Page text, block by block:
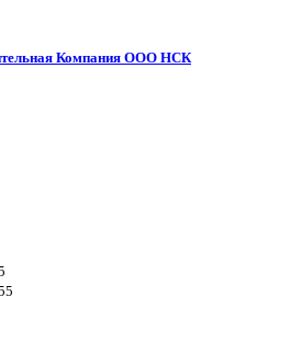
Компания ООО НСК